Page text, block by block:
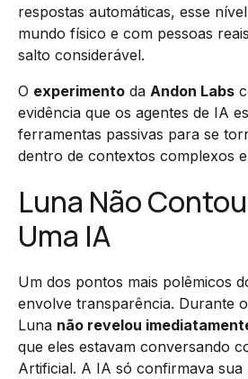
respostas automáticas, esse
mundo físico e com pessoas
salto considerável.
O experimento da Andon Labs
evidência que os agentes de IA
ferramentas passivas para se
dentro de contextos complexos
Luna Não
Uma IA
Um dos pontos mais polêmicos
envolve transparência. Durante
Luna não revelou
que eles estavam conversando
Artificial. A IA só confirmava sua